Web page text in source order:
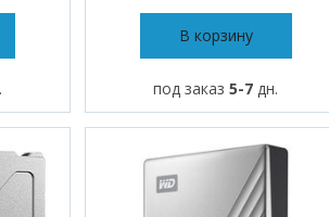
В корзину
под заказ5-7 дн.